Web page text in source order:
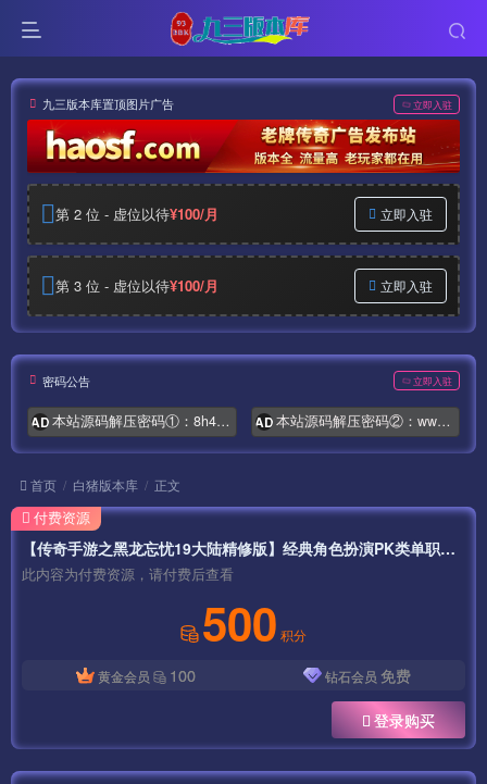
九三版本库置顶图片广告 立即入驻
第 2 位 - 虚位以待¥100/月 立即入驻
第 3 位 - 虚位以待¥100/月 立即入驻
密码公告 立即入驻
AD 本站源码解压密码①：8h4.com AD 本站源码解压密码②：www.syymw.com
首页 白猪版本库 正文
【传奇手游之黑龙忘忧19大陆精修版】经典角色扮演PK类单职业战神引擎传奇手游最新打包Win服务端源码视频架设教程-GM直冲后台-新版多功能GM授权后台-安卓苹果IOS双端！
此内容为付费资源，请付费后查看
500 积分
黄金会员 100 钻石会员 免费
登录购买
付费资源